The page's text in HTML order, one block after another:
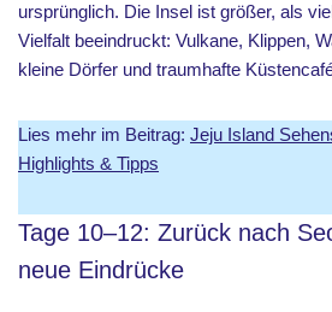
ursprünglich. Die Insel ist größer, als
Vielfalt beeindruckt: Vulkane, Klippen,
kleine Dörfer und traumhafte
Lies mehr im Beitrag: Jeju Island
Highlights & Tipps
Tage 10–12: Zurück nach
neue Eindrücke